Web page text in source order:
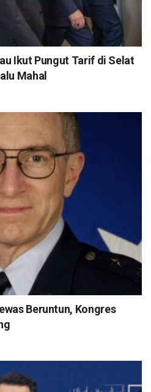
Ikut Pungut Tarif di Selat
Mahal
Beruntun, Kongres